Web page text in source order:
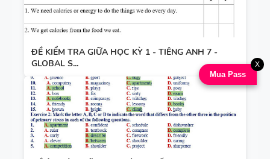
ĐỀ KIỂM TRA GIỮA HỌC KỲ 1 - TIÊNG ANH 7 -
GLOBAL S...
Mua Pass
X